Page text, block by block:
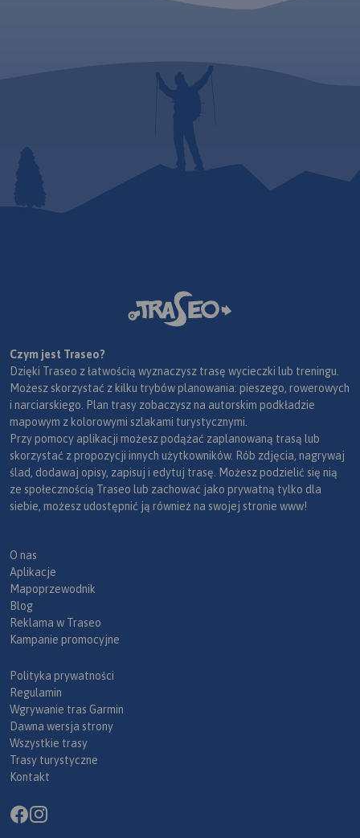
Czym jest Traseo?
Dzięki Traseo z łatwością wyznaczysz trasę wycieczki lub treningu.
Możesz skorzystać z kilku trybów planowania: pieszego, rowerowych
i narciarskiego. Plan trasy zobaczysz na autorskim podkładzie
mapowym z kolorowymi szlakami turystycznymi.
Przy pomocy aplikacji możesz podążać zaplanowaną trasą lub
skorzystać z propozycji innych użytkowników. Rób zdjęcia, nagrywaj
ślad, dodawaj opisy, zapisuj i edytuj trasę. Możesz podzielić się nią
ze społecznością Traseo lub zachować jako prywatną tylko dla
siebie, możesz udostępnić ją również na swojej stronie www!
O nas
Aplikacje
Mapoprzewodnik
Blog
Reklama w Traseo
Kampanie promocyjne
Polityka prywatności
Regulamin
Wgrywanie tras Garmin
Dawna wersja strony
Wszystkie trasy
Trasy turystyczne
Kontakt